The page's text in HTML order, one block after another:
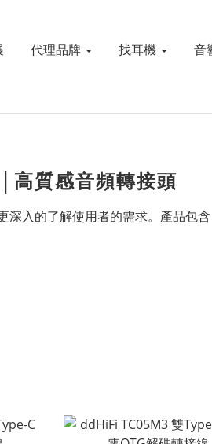
代理品牌 找耳機 音
質感音頻轉接頭
入的了解使用者的需求。產品包